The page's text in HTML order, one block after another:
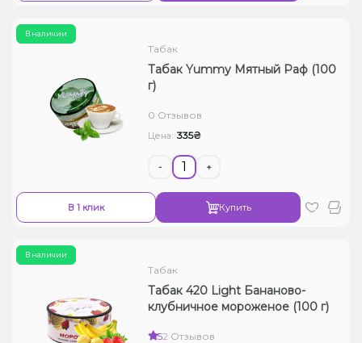
В наличии
Табак
Табак Yummy Мятный Раф (100
г)
0 Отзывов
Цена: 335₴
- +
В 1 клик Купить
В наличии
Табак
Табак 420 Light Бананово-
клубничное мороженое (100 г)
52 Отзывов